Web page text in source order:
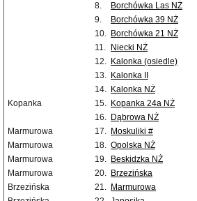
8.
Borchówka Las NŻ
9.
Borchówka 39 NŻ
10. Borchówka 21 NŻ
11.
Niecki NŻ
12. Kalonka (osiedle)
13. Kalonka II
14. Kalonka NŻ
Kopanka
15. Kopanka 24a NŻ
16. Dąbrowa NŻ
Marmurowa
17. Moskuliki #
Marmurowa
18. Opolska NŻ
Marmurowa
19. Beskidzka NŻ
Marmurowa
20. Brzezińska
Brzezińska
21. Marmurowa